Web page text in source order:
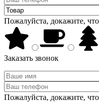
Пожалуйста, докажите,
Заказать звонок
Пожалуйста, докажите,